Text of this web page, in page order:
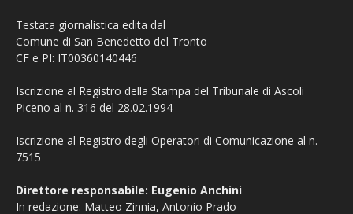
Testata giornalistica edita dal
Comune di San Benedetto del Tronto
CF e PI: IT00360140446
Iscrizione al Registro della Stampa del Tribunale di Ascoli
Piceno al n. 316 del 28.02.1994
Iscrizione al Registro degli Operatori di Comunicazione al n.
7515
Direttore responsabile: Eugenio Anchini
In redazione: Matteo Zinnia, Antonio Prado